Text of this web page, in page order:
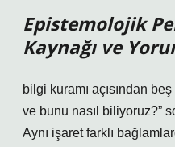
Epistemolojik
Kaynağı ve
bilgi kuramı açısından
ve bunu nasıl biliyoruz?”
Aynı işaret farklı